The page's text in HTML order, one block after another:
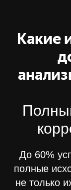
Какие
До 60%
полные
не только